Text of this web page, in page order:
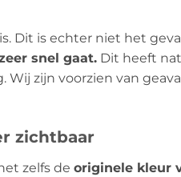
Dit is echter niet het
snel gaat. Dit heeft
zijn voorzien van
zichtbaar
zelfs de originele kleur